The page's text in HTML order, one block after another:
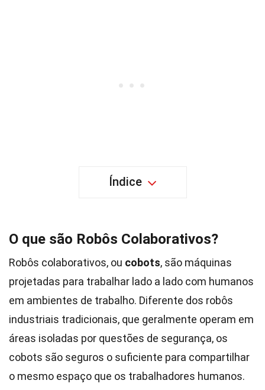
Índice
O que são Robôs Colaborativos?
Robôs colaborativos, ou cobots, são máquinas
projetadas para trabalhar lado a lado com humanos
em ambientes de trabalho. Diferente dos robôs
industriais tradicionais, que geralmente operam em
áreas isoladas por questões de segurança, os
cobots são seguros o suficiente para compartilhar
o mesmo espaço que os trabalhadores humanos.